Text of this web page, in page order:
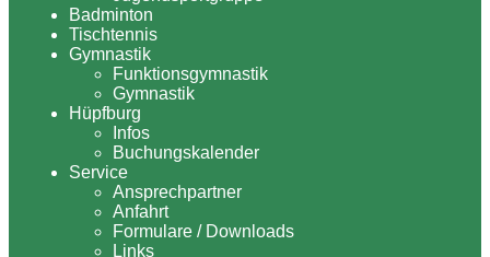
Badminton
Tischtennis
Gymnastik
Funktionsgymnastik
Gymnastik
Hüpfburg
Infos
Buchungskalender
Service
Ansprechpartner
Anfahrt
Formulare / Downloads
Links